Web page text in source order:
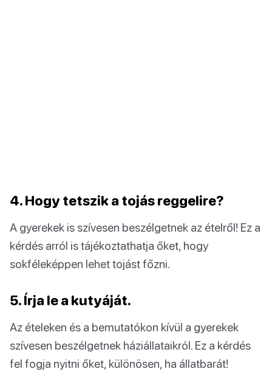
4. Hogy tetszik a tojás reggelire?
A gyerekek is szívesen beszélgetnek az ételről! Ez a
kérdés arról is tájékoztathatja őket, hogy
sokféleképpen lehet tojást főzni.
5. Írja le a kutyáját.
Az ételeken és a bemutatókon kívül a gyerekek
szívesen beszélgetnek háziállataikról. Ez a kérdés
fel fogja nyitni őket, különösen, ha állatbarát!